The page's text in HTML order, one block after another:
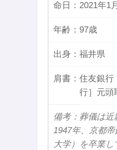
命日： 2021年1
年齢： 97歳
出身： 福井県
肩書： 住友銀行
行］元頭
備考：葬儀は近
1947年、京都
大学）を卒業し